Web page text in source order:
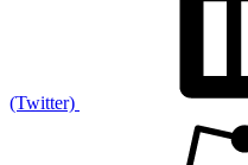
(Twitter)